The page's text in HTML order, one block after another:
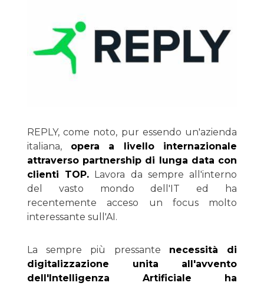
REPLY, come noto, pur essendo un'azienda
italiana, opera a livello internazionale
attraverso partnership di lunga data con
clienti TOP. Lavora da sempre all'interno
del vasto mondo dell'IT ed ha
recentemente acceso un focus molto
interessante sull'AI.
La sempre più pressante necessità di
digitalizzazione unita all'avvento
dell'Intelligenza Artificiale ha